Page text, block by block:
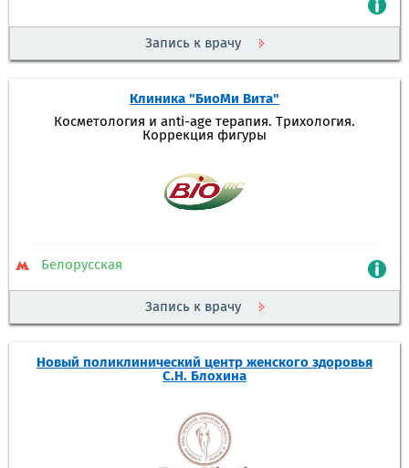
Запись к врачу
Клиника "БиоМи Вита"
Косметология и anti-age терапия. Трихология.
Коррекция фигуры
Белорусская
Запись к врачу
Новый поликлинический центр женского здоровья
С.Н. Блохина